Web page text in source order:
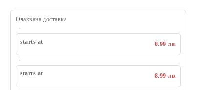
Очаквана доставка
starts at 8.99 лв.
starts at 8.99 лв.